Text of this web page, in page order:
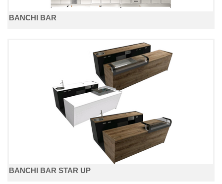
BANCHI BAR
BANCHI BAR STAR UP